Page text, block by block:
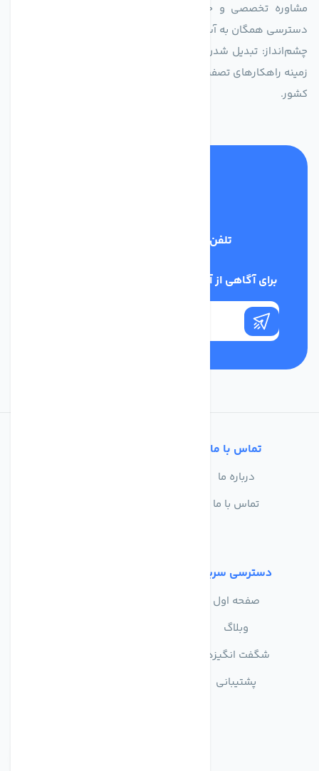
مشاوره تخصصی و خدمات پس از فروش مطمئن برای تضمین
دسترسی همگان به آب پاک و سالم.
چشم‌انداز: تبدیل شدن به انتخاب اول صنایع و مصرف‌کنندگان در
زمینه راهکارهای تصفیه آب و ایفای نقشی کلیدی در حفظ منابع آبی
کشور.
تلفن پشتیبانی
برای آگاهی از آخرین اخبار در خبرنامه ما عضو شوید
تماس با ما
درباره ما
تماس با ما
دسترسی سریع
صفحه اول
وبلاگ
شگفت انگیزها
پشتیبانی